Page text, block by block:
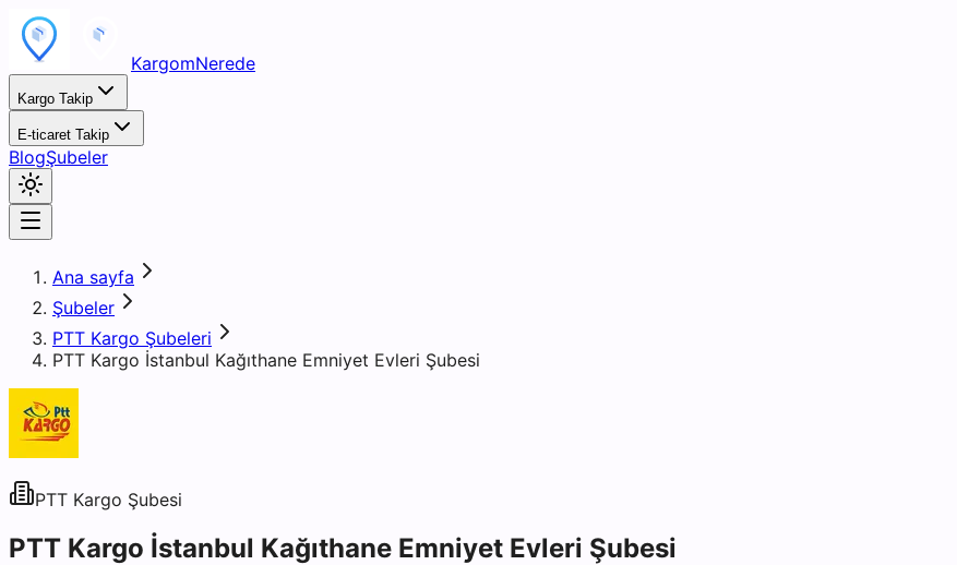
KargomNerede
Kargo Takip
E-ticaret Takip
BlogŞubeler
Ana sayfa
Şubeler
PTT Kargo Şubeleri
PTT Kargo İstanbul Kağıthane Emniyet Evleri Şubesi
PTT Kargo Şubesi
PTT Kargo İstanbul Kağıthane Emniyet Evleri Şubesi